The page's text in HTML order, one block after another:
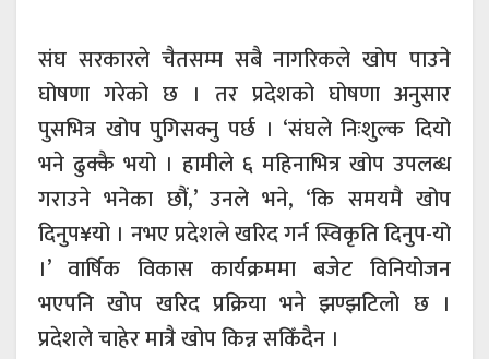
संघ सरकारले चैतसम्म सबै नागरिकले खोप पाउने
घोषणा गरेको छ । तर प्रदेशको घोषणा अनुसार
पुसभित्र खोप पुगिसक्नु पर्छ । ‘संघले निःशुल्क दियो
भने ढुक्कै भयो । हामीले ६ महिनाभित्र खोप उपलब्ध
गराउने भनेका छौं,’ उनले भने, ‘कि समयमै खोप
दिनुप¥यो । नभए प्रदेशले खरिद गर्न स्विकृति दिनुप-यो
।’ वार्षिक विकास कार्यक्रममा बजेट विनियोजन
भएपनि खोप खरिद प्रक्रिया भने झण्झटिलो छ ।
प्रदेशले चाहेर मात्रै खोप किन्न सकिँदैन ।